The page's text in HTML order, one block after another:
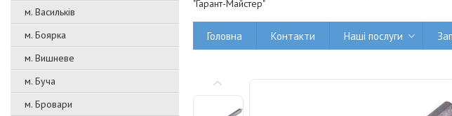
м. Васильків
м. Боярка
м. Вишневе
м. Буча
м. Бровари
"Гарант-Майстер"
Головна Контакти Наші послуги